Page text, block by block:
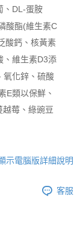
、DL-蛋胺
酸酯(維生素C
酸鈣、核黃素
、維生素D3添
氧化鋅、硫酸
E類以保鮮、
莓、綠豌豆
示電腦版詳細說明
客服